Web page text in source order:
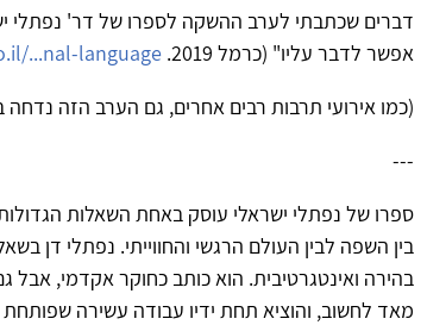
דברים שכתבתי לערב ההשקה לספרו של דר' נפתלי
אפשר לדבר עליו" (כרמל 2019.
...nal-language
(כמו אירועי תרבות רבים אחרים, גם הערב הזה נדחה
---
ספרו של נפתלי ישראלי עוסק באחת השאלות
בין השפה לבין העולם הרגשי והחווייתי. נפתלי דן
בהירה ואינטגרטיבית. הוא כותב כחוקר אקדמי, אבל
מאד לחשוב, והוציא תחת ידיו עבודה עשירה שפותחת